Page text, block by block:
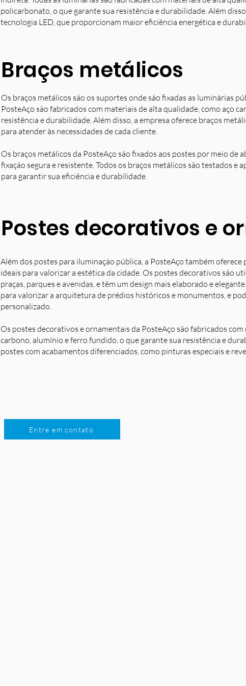
policarbonato, o que garante sua resistência e durabilidade. Além
tecnologia LED, que proporcionam maior eficiência energética e
Braços metálicos
Os braços metálicos são os suportes onde são fixadas as luminárias
PosteAço são fabricados com materiais de alta qualidade, como aço
resistência e durabilidade. Além disso, a empresa oferece braços
para atender às necessidades de cada cliente.
Os braços metálicos da PosteAço são fixados aos postes por meio de
fixação segura e resistente. Todos os braços metálicos são testados e
para garantir sua eficiência e durabilidade.
Postes decorativos e
Além dos postes para iluminação pública, a PosteAço também
ideais para valorizar a estética da cidade. Os postes decorativos são
praças, parques e avenidas, e têm um design mais elaborado e
para valorizar a arquitetura de prédios históricos e monumentos, e
personalizado.
Os postes decorativos e ornamentais da PosteAço são fabricados
carbono, alumínio e ferro fundido, o que garante sua resistência e
postes com acabamentos diferenciados, como pinturas especiais e
Entre em contato